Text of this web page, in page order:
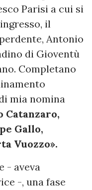
Parisi a cui si
il
Antonio
di Gioventù
Completano
mia nomina
Catanzaro,
Gallo,
Vuozzo».
- aveva
-, una fase